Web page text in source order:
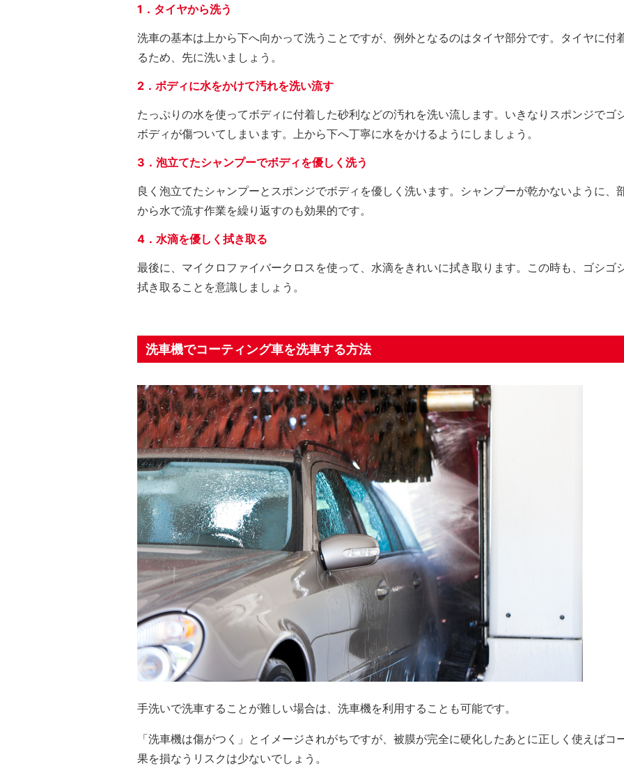
1．タイヤから洗う
洗車の基本は上から下へ向かって洗うことですが、例外となるのはタイヤ部分です。タイヤに付
るため、先に洗いましょう。
2．ボディに水をかけて汚れを洗い流す
たっぷりの水を使ってボディに付着した砂利などの汚れを洗い流します。いきなりスポンジでゴ
ボディが傷ついてしまいます。上から下へ丁寧に水をかけるようにしましょう。
3．泡立てたシャンプーでボディを優しく洗う
良く泡立てたシャンプーとスポンジでボディを優しく洗います。シャンプーが乾かないように、
から水で流す作業を繰り返すのも効果的です。
4．水滴を優しく拭き取る
最後に、マイクロファイバークロスを使って、水滴をきれいに拭き取ります。この時も、ゴシゴ
拭き取ることを意識しましょう。
洗車機でコーティング車を洗車する方法
手洗いで洗車することが難しい場合は、洗車機を利用することも可能です。
「洗車機は傷がつく」とイメージされがちですが、被膜が完全に硬化したあとに正しく使えば
果を損なうリスクは少ないでしょう。